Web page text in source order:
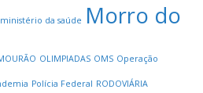
ministério da saúde Morro do
OLIMPIADAS OMS Operação
Polícia Federal RODOVIÁRIA